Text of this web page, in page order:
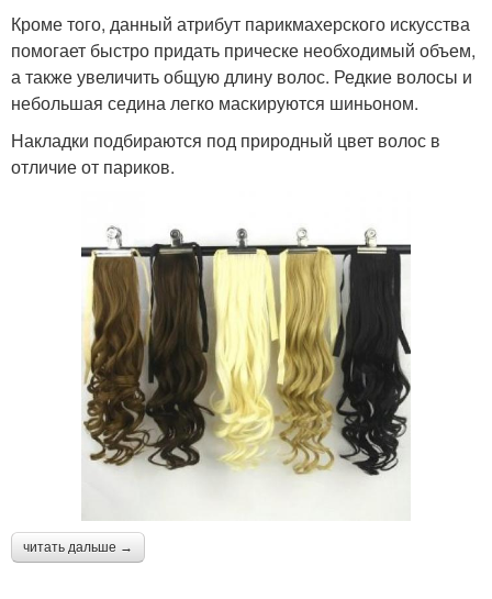
Кроме того, данный атрибут парикмахерского искусства
помогает быстро придать прическе необходимый объем,
а также увеличить общую длину волос. Редкие волосы и
небольшая седина легко маскируются шиньоном.
Накладки подбираются под природный цвет волос в
отличие от париков.
читать дальше →